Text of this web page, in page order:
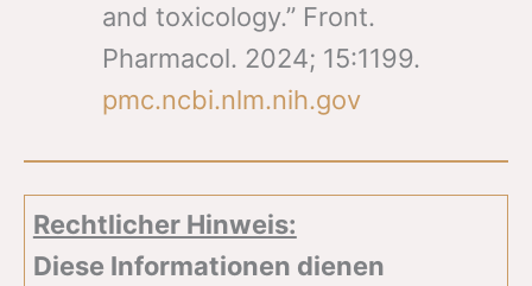
and toxicology.” Front.
Pharmacol. 2024; 15:1199.
pmc.ncbi.nlm.nih.gov
Rechtlicher Hinweis:
Diese Informationen dienen